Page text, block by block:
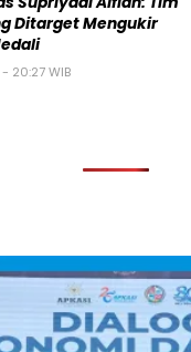
Ditarget Mengukir
20:27 WIB